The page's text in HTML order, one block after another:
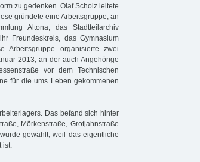
zu gedenken. Olaf Scholz leitete
gründete eine Arbeitsgruppe, an
Altona, das Stadtteilarchiv
Freundeskreis, das Gymnasium
Arbeitsgruppe organisierte zwei
2013, an der auch Angehörige
vor dem Technischen
für die ums Leben gekommenen
Das befand sich hinter
Mörkenstraße, Grotjahnstraße
gewählt, weil das eigentliche